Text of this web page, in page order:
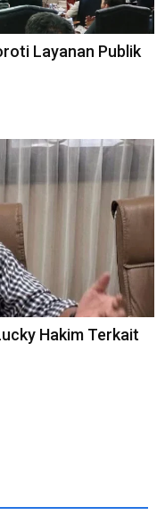
Layanan Publik
Hakim Terkait